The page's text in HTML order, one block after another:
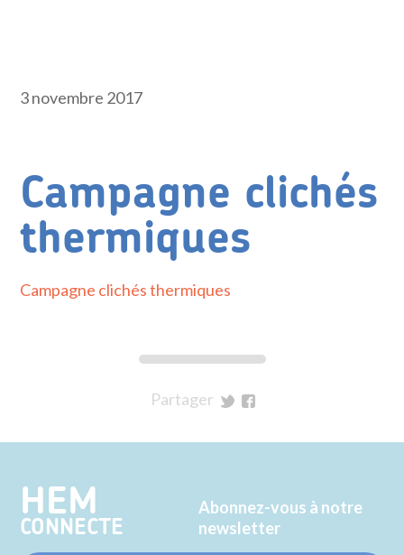
3 novembre 2017
Campagne clichés
thermiques
Campagne clichés thermiques
Partager
Twitter
Facebook
HEM
CONNECTE
Abonnez-vous à notre
newsletter